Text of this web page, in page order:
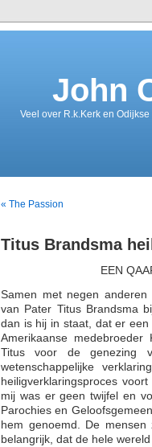
John
Veel over R.k.Kerk en
« The Passion
Titus Brandsma
EEN
Samen met negen
van Pater Titus Brandsma
dan is hij in staat, dat er
Amerikaanse
Titus voor de genezing
wetenschappelijke
heiligverklaringsproces
mij was er geen twijfel en
Parochies en
hem genoemd. De
belangrijk, dat de hele